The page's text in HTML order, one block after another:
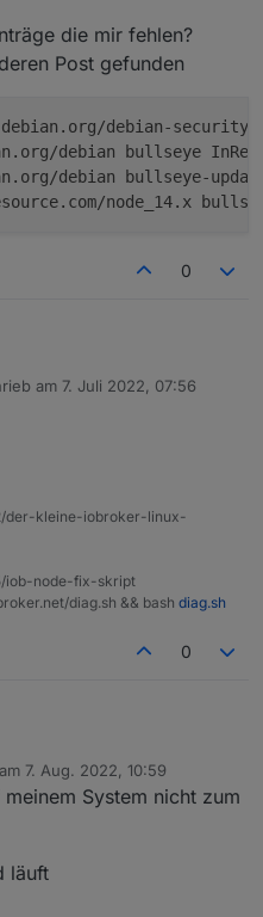
die mir fehlen?
Post gefunden
node_14.x
0
Einträge die mir fehlen?
anderen Post gefunden
am 7. Juli 2022, 07:56
editiert von
der-kleine-iobroker-linux-
iob-node-fix-skript
diag.sh && bash diag.sh
0
7. Aug. 2022, 10:59
von
System nicht zum
läuft